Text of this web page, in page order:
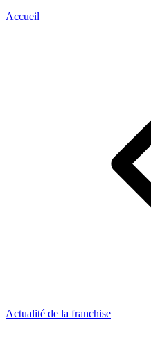
Accueil
Actualité de la franchise